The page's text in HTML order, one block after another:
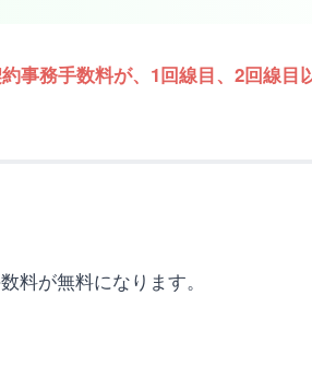
事務手数料が、1回線目、2回線目
料が無料になります。